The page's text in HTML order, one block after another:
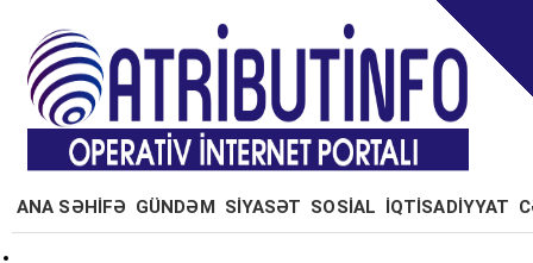
ANA SƏHİFƏ GÜNDƏM SİYASƏT SOSİAL İQTİSADİYYAT